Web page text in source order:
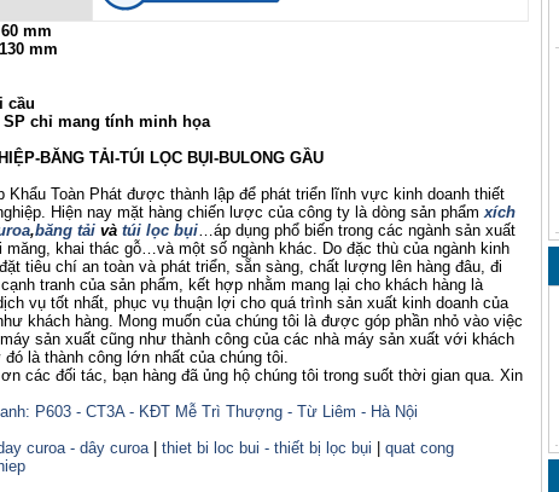
mm
mm
cầu
chỉ mang tính minh họa
BĂNG TẢI-TÚI LỌC BỤI-BULONG GẦU
Toàn Phát được thành lập để phát triển lĩnh vực kinh doanh thiết
Hiện nay mặt hàng chiến lược của công ty là dòng sản phẩm xích
,băng tải và túi lọc bụi…áp dụng phổ biến trong các ngành sản xuất
khai thác gỗ…và một số ngành khác. Do đặc thù của ngành kinh
tiêu chí an toàn và phát triển, sẵn sàng, chất lượng lên hàng đâu, đi
tranh của sản phẩm, kết hợp nhằm mang lại cho khách hàng là
vụ tốt nhất, phục vụ thuận lợi cho quá trình sản xuất kinh doanh của
khách hàng. Mong muốn của chúng tôi là được góp phần nhỏ vào việc
sản xuất cũng như thành công của các nhà máy sản xuất với khách
là thành công lớn nhất của chúng tôi.
các đối tác, bạn hàng đã ủng hộ chúng tôi trong suốt thời gian qua. Xin
P603 - CT3A - KĐT Mễ Trì Thượng - Từ Liêm - Hà Nội
curoa - dây curoa| thiet bi loc bui - thiết bị lọc bụi
quat cong